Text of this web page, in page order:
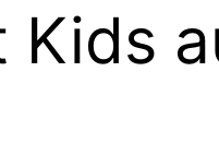
Kids